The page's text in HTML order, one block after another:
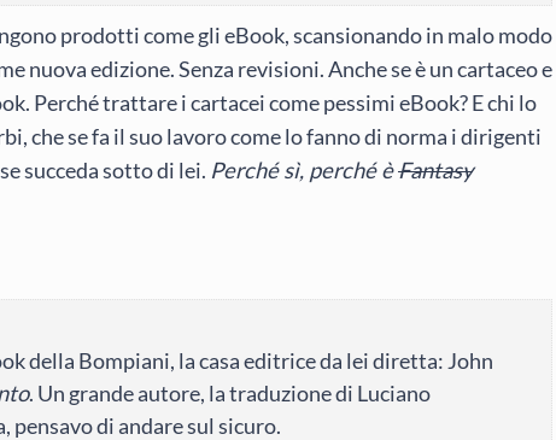
prodotti come gli eBook, scansionando in malo modo
nuova edizione. Senza revisioni. Anche se è un cartaceo e
Perché trattare i cartacei come pessimi eBook? E chi lo
che se fa il suo lavoro come lo fanno di norma i dirigenti
succeda sotto di lei. Perché sì, perché èFantasy
della Bompiani, la casa editrice da lei diretta: John
. Un grande autore, la traduzione di Luciano
pensavo di andare sul sicuro.